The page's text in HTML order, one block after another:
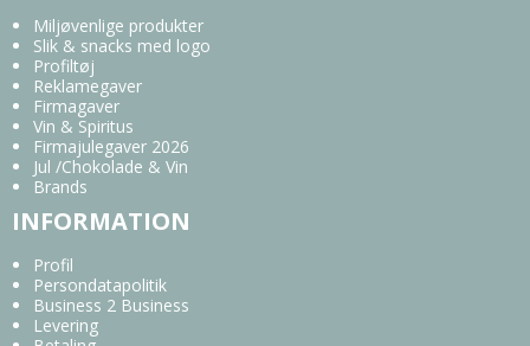
Miljøvenlige produkter
Slik & snacks med logo
Profiltøj
Reklamegaver
Firmagaver
Vin & Spiritus
Firmajulegaver 2026
Jul /Chokolade & Vin
Brands
INFORMATION
Profil
Persondatapolitik
Business 2 Business
Levering